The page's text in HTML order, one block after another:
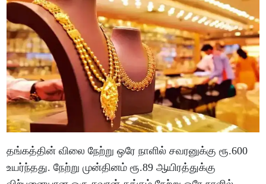
தங்கத்தின் விலை நேற்று ஒரே நாளில் சவரனுக்கு ரூ.600
உயர்ந்தது. நேற்று முன்தினம் ரூ.89 ஆயிரத்துக்கு